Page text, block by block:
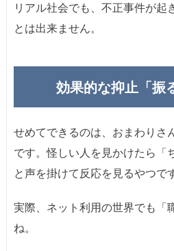
リアル社会でも、不正事件が起
とは出来ません。
効果的な抑止「振
せめてできるのは、おまわりさ
です。怪しい人を見かけたら「
と声を掛けて反応を見るやつです
実際、ネット利用の世界でも「
ね。